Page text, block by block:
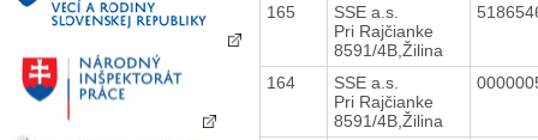
165
SSE a.s.
Pri Rajčianke
8591/4B,Žilina
164
SSE a.s.
Pri Rajčianke
8591/4B,Žilina